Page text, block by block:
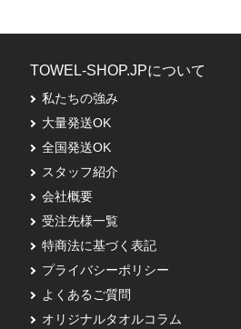
TOWEL-SHOP.JPについて
私たちの強み
大量発送OK
全国発送OK
スタッフ紹介
会社概要
受注先様一覧
特商法に基づく表記
プライバシーポリシー
よくあるご質問
オリジナルタオルコラム